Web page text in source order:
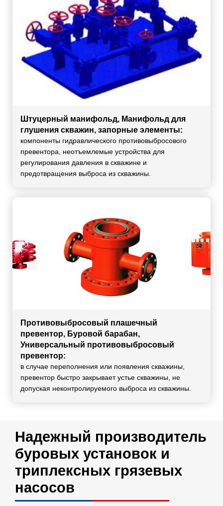
Штуцерный манифольд, Манифольд для
глушения скважин, запорные элементы:
компоненты гидравлического противовыбросового
превентора, неотъемлемые устройства для
регулирования давления в скважине и
предотвращения выброса из скважины.
Противовыбросовый плашечный
превентор, Буровой барабан,
Универсальный противовыбросовый
превентор:
в случае переполнения или появления скважины,
превентор быстро закрывает устье скважины, не
допуская неконтролируемого выброса из скважины.
Надежный производитель
буровых установок и
триплексных грязевых
насосов